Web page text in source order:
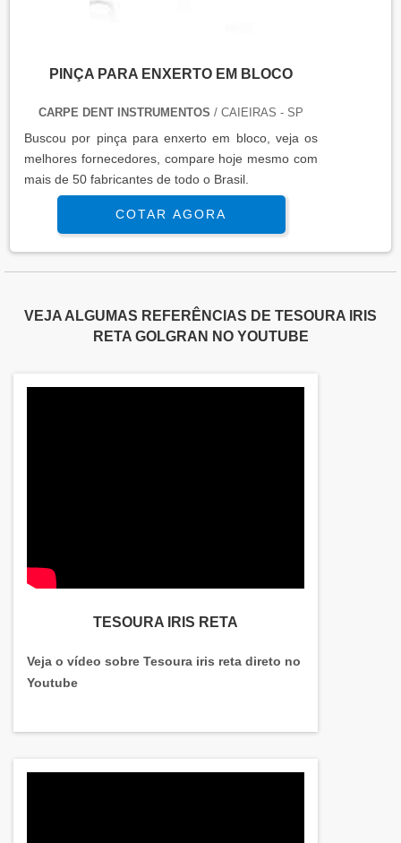
PINÇA PARA ENXERTO EM BLOCO
CARPE DENT INSTRUMENTOS / CAIEIRAS - SP
Buscou por pinça para enxerto em bloco, veja os
melhores fornecedores, compare hoje mesmo com
mais de 50 fabricantes de todo o Brasil.
COTAR AGORA
VEJA ALGUMAS REFERÊNCIAS DE TESOURA IRIS
RETA GOLGRAN NO YOUTUBE
TESOURA IRIS RETA
Veja o vídeo sobre Tesoura iris reta direto no
Youtube